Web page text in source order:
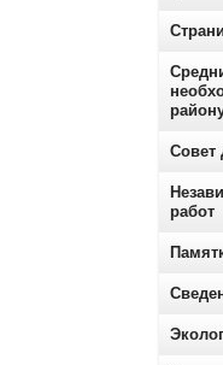
Совет
работ